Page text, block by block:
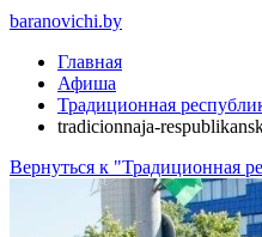
baranovichi.by
Главная
Афиша
Традиционная
tradicionnaja-
Вернуться к "Традиционная